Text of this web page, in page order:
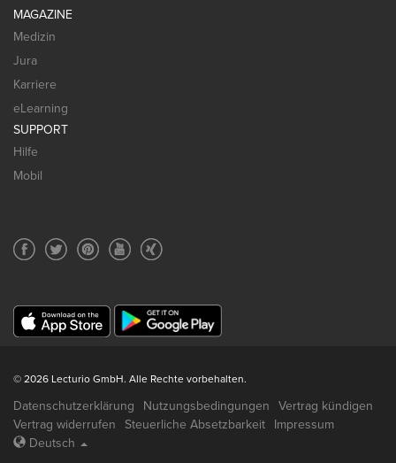
MAGAZINE
Medizin
Jura
Karriere
eLearning
SUPPORT
Hilfe
Mobil
© 2026 Lecturio GmbH. Alle Rechte vorbehalten.
Datenschutzerklärung Nutzungsbedingungen
Vertrag kündigen
Vertrag widerrufen
Steuerliche Absetzbarkeit
Impressum
Deutsch